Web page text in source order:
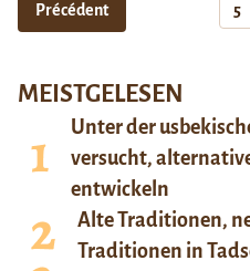
Précédent 5
MEISTGELESEN
Unter der
versucht,
entwickeln
Alte Traditionen,
Traditionen in